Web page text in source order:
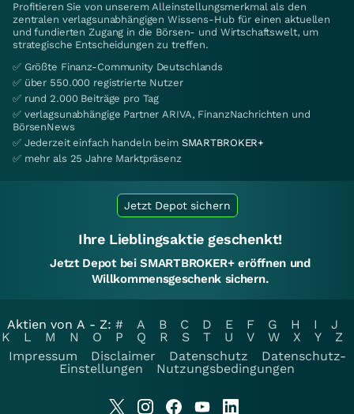
Profitieren Sie von unserem Alleinstellungsmerkmal als den
zentralen verlagsunabhängigen Wissens-Hub für einen aktuellen
und fundierten Zugang in die Börsen- und Wirtschaftswelt, um
strategische Entscheidungen zu treffen.
✅ Größte Finanz-Community Deutschlands
✅ über 550.000 registrierte Nutzer
✅ rund 2.000 Beiträge pro Tag
✅ verlagsunabhängige Partner ARIVA, FinanzNachrichten und
BörsenNews
✅ Jederzeit einfach handeln beim SMARTBROKER+
✅ mehr als 25 Jahre Marktpräsenz
Jetzt Depot sichern
Ihre Lieblingsaktie geschenkt!
Jetzt Depot bei SMARTBROKER+ eröffnen und
Willkommensgeschenk sichern.
Aktien von A - Z: # A B C D E F G H I
J
K
L M N O P Q R S T U V W X Y
Z
Impressum
Disclaimer Datenschutz
Datenschutz-
Einstellungen
Nutzungsbedingungen